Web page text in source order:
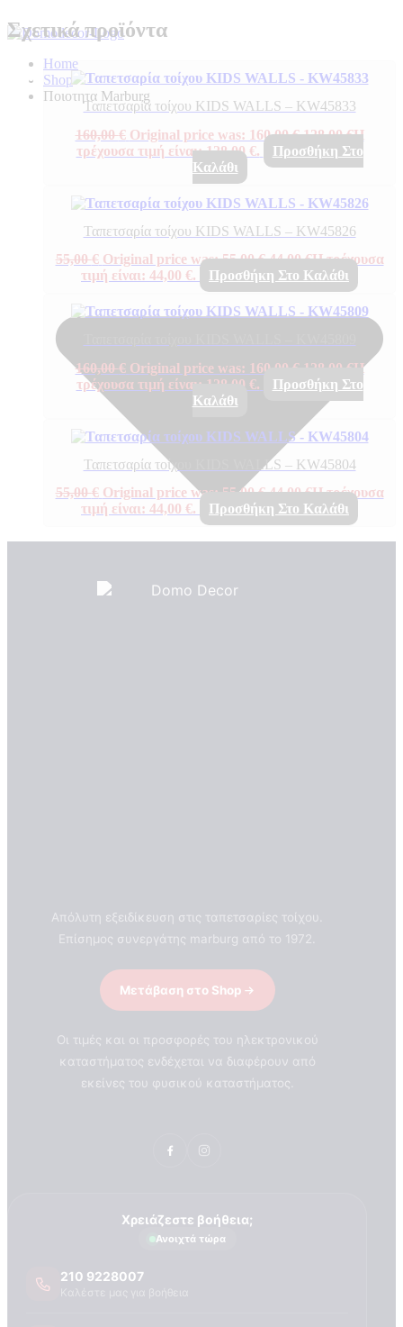
Home
Shop
Ποιοτητα Marburg
Σχετικά προϊόντα
Ταπετσαρία τοίχου KIDS WALLS – KW45833
160,00€ Original price was: 160,00 €.128,00€Η
τρέχουσα τιμή είναι: 128,00 €.
Προσθήκη Στο
Καλάθι
Ταπετσαρία τοίχου KIDS WALLS – KW45826
55,00€ Original price was: 55,00 €.44,00€Η τρέχουσα
τιμή είναι: 44,00 €.
Προσθήκη Στο Καλάθι
160,00€ Original price was: 160,00 €. 128,00 €Η
τρέχουσα τιμή είναι: 128,00 €.
Προσθήκη Στο
Καλάθι
Ταπετσαρία τοίχου KIDS WALLS – KW45804
55,00€ Original price was: 55,00 €.44,00€Η τρέχουσα
τιμή είναι: 44,00 €.
Προσθήκη Στο Καλάθι
Απόλυτη εξειδίκευση στις ταπετσαρίες τοίχου.
Επίσημος συνεργάτης marburg από το 1972.
Μετάβαση στο Shop
Οι τιμές και οι προσφορές του ηλεκτρονικού
καταστήματος ενδέχεται να διαφέρουν από
εκείνες του φυσικού καταστήματος.
Χρειάζεστε βοήθεια;
Ανοιχτά τώρα
210 9228007